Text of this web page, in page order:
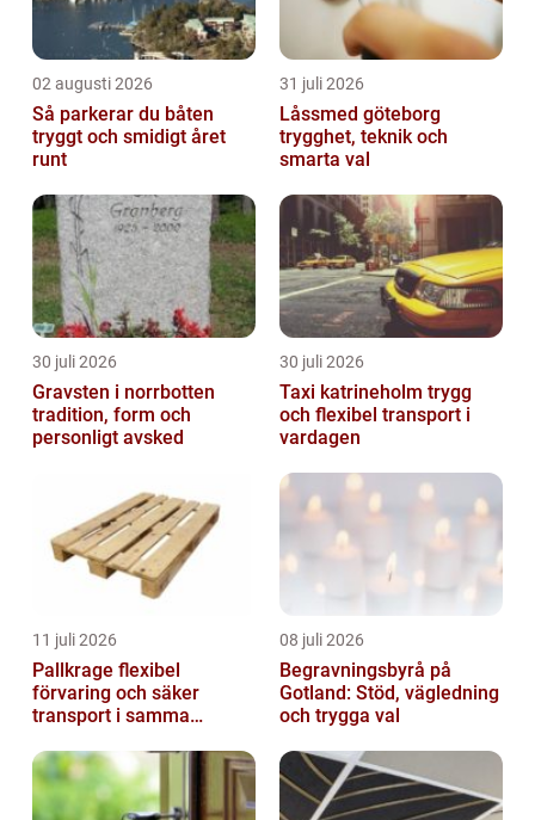
02 augusti 2026
Så parkerar du båten
tryggt och smidigt året
runt
31 juli 2026
Låssmed göteborg
trygghet, teknik och
smarta val
30 juli 2026
Gravsten i norrbotten
tradition, form och
personligt avsked
30 juli 2026
Taxi katrineholm trygg
och flexibel transport i
vardagen
11 juli 2026
Pallkrage flexibel
förvaring och säker
transport i samma
08 juli 2026
Begravningsbyrå på
Gotland: Stöd, vägledning
och trygga val